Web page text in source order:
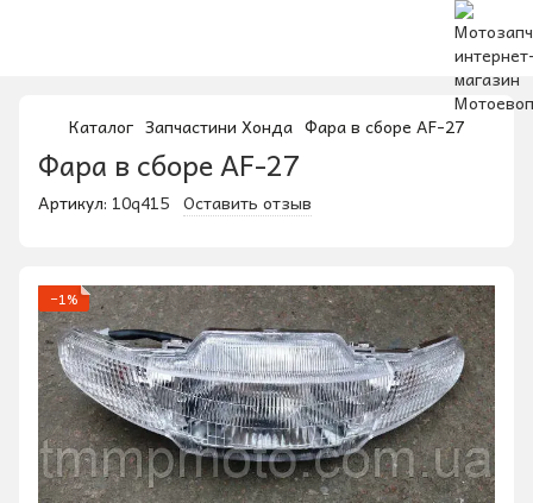
Каталог Запчастини Хонда Фара в сборе AF-27
Фара в сборе AF-27
Артикул: 10q415 Оставить отзыв
−1%